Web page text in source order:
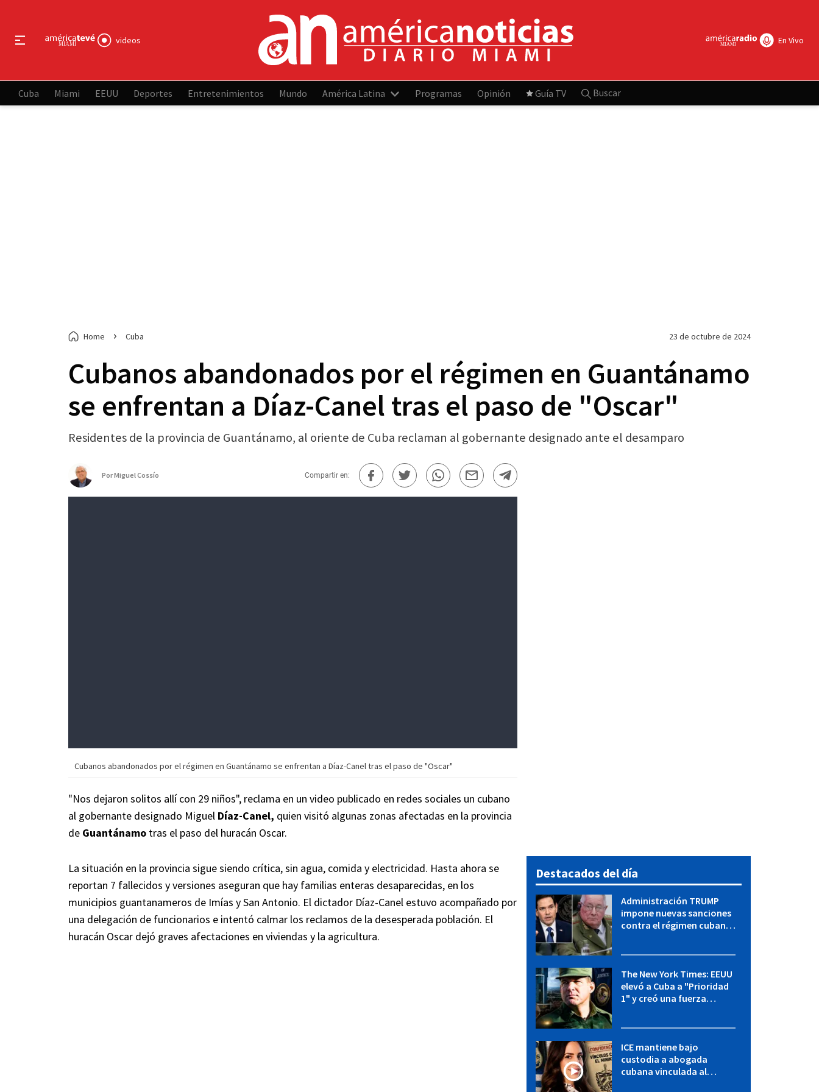
videos En Vivo
Cuba Miami EEUU Deportes Entretenimientos Mundo América Latina Programas Opinión Guía TV Buscar
Home Cuba 23 de octubre de 2024
Cubanos abandonados por el régimen en Guantánamo
se enfrentan a Díaz-Canel tras el paso de "Oscar"
Residentes de la provincia de Guantánamo, al oriente de Cuba reclaman al gobernante designado ante el desamparo
PorMiguel Cossío Compartir en:
Cubanos abandonados por el régimen en Guantánamo se enfrentan a Díaz-Canel tras el paso de "Oscar"
"Nos dejaron solitos allí con 29 niños", reclama en un video publicado en redes sociales un cubano
al gobernante designado Miguel Díaz-Canel, quien visitó algunas zonas afectadas en la provincia
de Guantánamo tras el paso del huracán Oscar.
La situación en la provincia sigue siendo crítica, sin agua, comida y electricidad. Hasta ahora se
reportan 7 fallecidos y versiones aseguran que hay familias enteras desaparecidas, en los
municipios guantanameros de Imías y San Antonio. El dictador Díaz-Canel estuvo acompañado por
una delegación de funcionarios e intentó calmar los reclamos de la desesperada población. El
huracán Oscar dejó graves afectaciones en viviendas y la agricultura.
Destacados del día
Administración TRUMP
impone nuevas sanciones
contra el régimen cubano:
The New York Times: EEUU
elevó a Cuba a "Prioridad
1" y creó una fuerza
ICE mantiene bajo
custodia a abogada
cubana vinculada al